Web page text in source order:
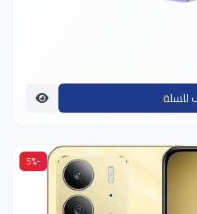
-5%